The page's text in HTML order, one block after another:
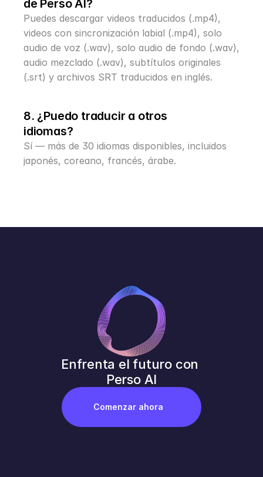
de Perso AI?
Puedes descargar videos traducidos (.mp4),
videos con sincronización labial (.mp4), solo
audio de voz (.wav), solo audio de fondo (.wav),
audio mezclado (.wav), subtítulos originales
(.srt) y archivos SRT traducidos en inglés.
8. ¿Puedo traducir a otros
idiomas?
Sí — más de 30 idiomas disponibles, incluidos
japonés, coreano, francés, árabe.
Enfrenta el futuro con
Perso AI
Comenzar ahora